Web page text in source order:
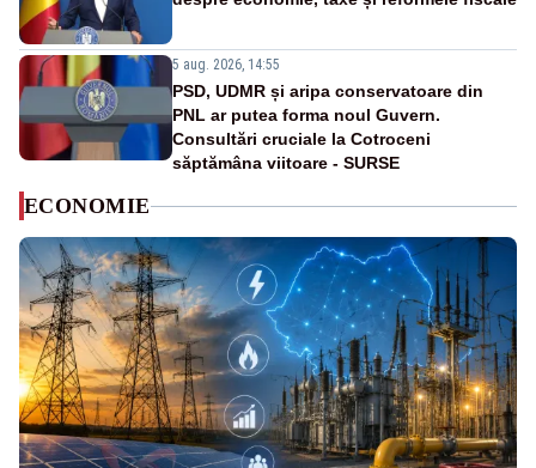
5 aug. 2026, 14:55
PSD, UDMR și aripa conservatoare din
PNL ar putea forma noul Guvern.
Consultări cruciale la Cotroceni
săptămâna viitoare - SURSE
ECONOMIE